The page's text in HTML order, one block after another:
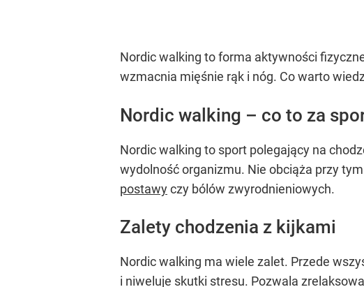
Nordic walking to forma aktywności
wzmacnia mięśnie rąk i nóg. Co warto
Nordic walking – co to za
Nordic walking to sport polegający na
wydolność organizmu. Nie obciąża przy
postawyczy bólów zwyrodnieniowych.
Zalety chodzenia z kijkami
Nordic walking ma wiele zalet. Przede
i niweluje skutki stresu. Pozwala